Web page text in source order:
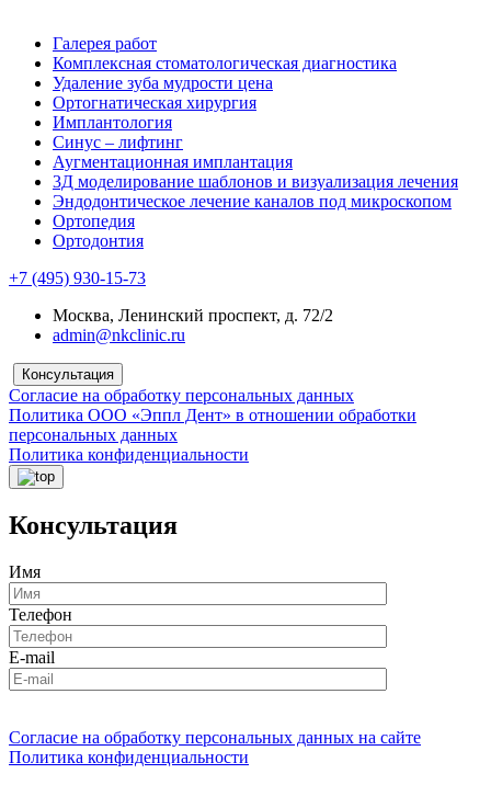
Галерея работ
Комплексная стоматологическая диагностика
Удаление зуба мудрости цена
Ортогнатическая хирургия
Имплантология
Синус – лифтинг
Аугментационная имплантация
3Д моделирование шаблонов и визуализация лечения
Эндодонтическое лечение каналов под микроскопом
Ортопедия
Ортодонтия
+7 (495) 930-15-73
Москва, Ленинский проспект, д. 72/2
admin@nkclinic.ru
Консультация
Согласие на обработку персональных данных
Политика ООО «Эппл Дент» в отношении обработки
персональных данных
Политика конфиденциальности
Консультация
Имя
Телефон
E-mail
Согласие на обработку персональных данных на сайте
Политика конфиденциальности